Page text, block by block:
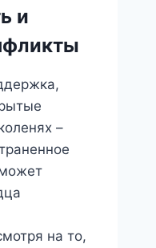
и
–
на то,